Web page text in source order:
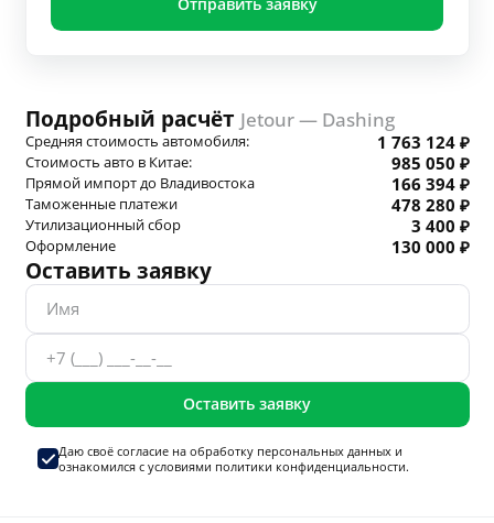
Отправить заявку
Подробный расчёт Jetour — Dashing
Средняя стоимость автомобиля: 1 763 124 ₽
Стоимость авто в Китае: 985 050 ₽
Прямой импорт до Владивостока 166 394 ₽
Таможенные платежи 478 280 ₽
Утилизационный сбор 3 400 ₽
Оформление 130 000 ₽
Оставить заявку
Оставить заявку
Даю своё согласие на обработку персональных данныхи
ознакомился с условиями политики конфиденциальности.